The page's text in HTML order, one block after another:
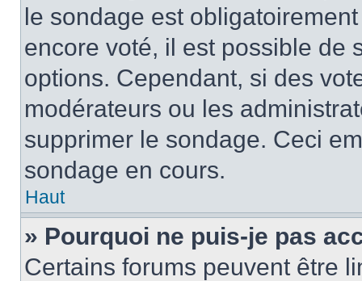
le sondage est
encore voté, il est possible de
options. Cependant, si des
modérateurs ou les
supprimer le sondage. Ceci
sondage en cours.
Haut
» Pourquoi ne puis-je pas
Certains forums peuvent être